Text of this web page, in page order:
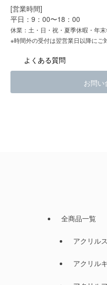
[営業時間]
平日：9：00〜18：00
休業：土・日・祝・夏季休暇・年末
※時間外の受付は翌営業日以降にご
よくある質問
お問い
全商品一覧
アクリル
アクリル